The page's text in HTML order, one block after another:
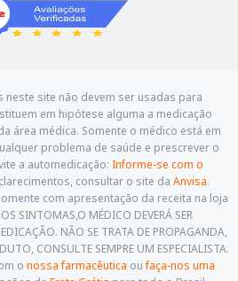
site não devem ser usadas para
em hipótese alguma a medicação
área médica. Somente o médico está em
problema de saúde e prescrever o
a automedicação: Informe-se com o
consultar o site da Anvisa.
com apresentação da receita na loja
SINTOMAS,O MÉDICO DEVERÁ SER
NÃO SE TRATA DE PROPAGANDA,
CONSULTE SEMPRE UM ESPECIALISTA.
o nossa farmacêutica oufaça-nos uma